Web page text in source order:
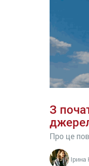
З
Про це